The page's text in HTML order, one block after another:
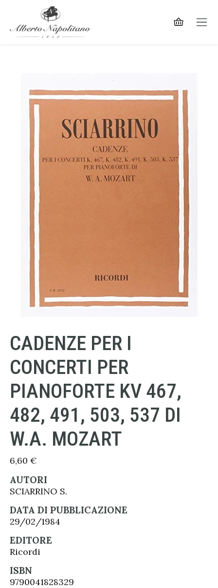
CADENZE PER I
CONCERTI PER
PIANOFORTE KV 467,
482, 491, 503, 537 DI
W.A. MOZART
6,60 €
AUTORI
SCIARRINO S.
DATA DI PUBBLICAZIONE
29/02/1984
EDITORE
Ricordi
ISBN
9790041828329